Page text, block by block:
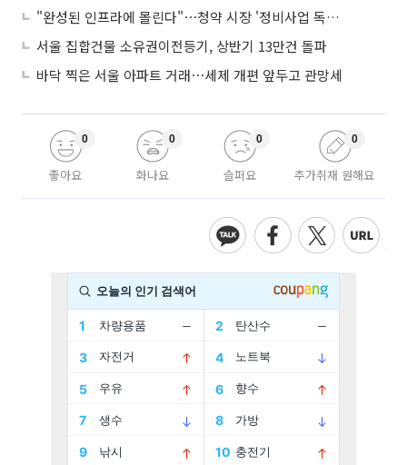
"완성된 인프라에 몰린다"⋯청약 시장 '정비사업 독주' 42배 격차
서울 집합건물 소유권이전등기, 상반기 13만건 돌파
바닥 찍은 서울 아파트 거래⋯세제 개편 앞두고 관망세
좋아요
0
화나요
0
슬퍼요
0
추가취재 원해요
0